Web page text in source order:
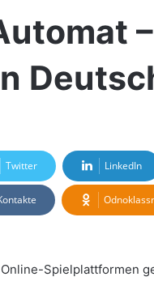
Twitter LinkedIn
Spielplattformen